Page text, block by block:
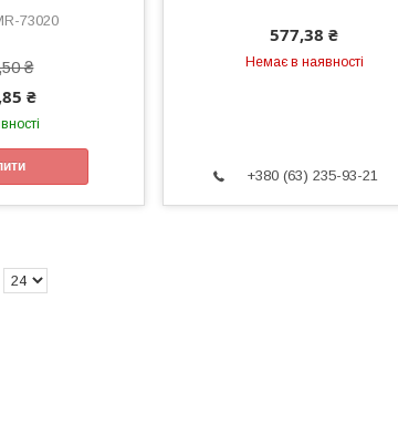
73020
₴
₴
577,38 ₴
Немає в наявності
+380 (63) 235-93-21